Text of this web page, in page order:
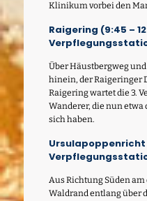
Klinikum vorbei den
Raigering (9:45 –
Über Häustbergweg
hinein, der Raigeringer
Raigering wartet die 3.
Wanderer, die nun etwa
sich haben.
Ursulapoppenricht
Aus Richtung Süden
Waldrand entlang über